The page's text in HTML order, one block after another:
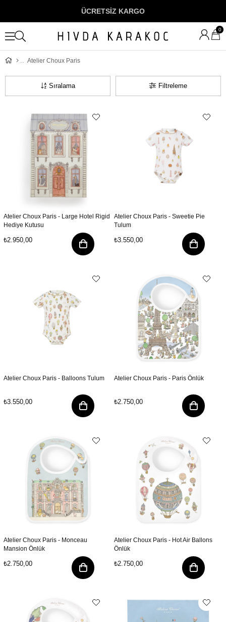
ÜCRETSİZ KARGO
0
Atelier Choux Paris
Filtreleme
Sıralama
Atelier Choux Paris - Large Hotel Rigid
Hediye Kutusu
₺2.950,00
Atelier Choux Paris - Sweetie Pie
Tulum
₺3.550,00
Atelier Choux Paris - Balloons Tulum
₺3.550,00
Atelier Choux Paris - Paris Önlük
₺2.750,00
Atelier Choux Paris - Monceau
Mansion Önlük
₺2.750,00
Atelier Choux Paris - Hot Air Ballons
Önlük
₺2.750,00